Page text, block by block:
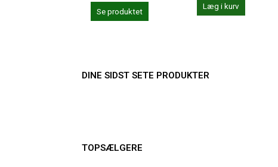
Se produktet
Læg i kurv
DINE SIDST SETE PRODUKTER
TOPSÆLGERE